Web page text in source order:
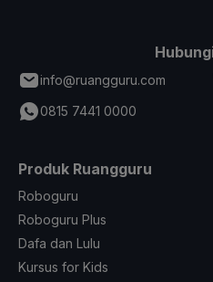
info@ruangguru.com
0815 7441 0000
Produk Ruangguru
Roboguru
Roboguru Plus
Dafa dan Lulu
Kursus for Kids